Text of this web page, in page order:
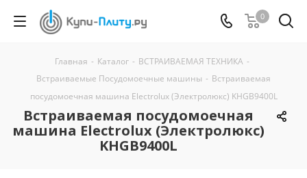
0
Главная - Каталог - ВСТРАИВАЕМАЯ ТЕХНИКА -
Встраиваемые Посудомоечные машины - Встраиваемая
посудомоечная машина Electrolux (Электролюкс) KHGB9400L
Встраиваемая посудомоечная
машина Electrolux (Электролюкс)
KHGB9400L